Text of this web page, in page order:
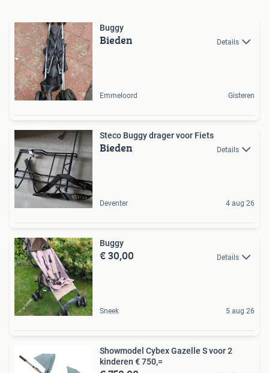
Buggy
Bieden Details
Emmeloord Gisteren
Steco Buggy drager voor Fiets
Bieden Details
Deventer 4 aug 26
Buggy
€ 30,00 Details
Sneek 5 aug 26
Showmodel Cybex Gazelle S voor 2
kinderen € 750,=